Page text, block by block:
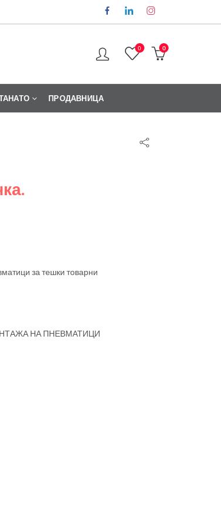
0 0
ПРОДАВНИЦА
за тешки товарни
НА ПНЕВМАТИЦИ